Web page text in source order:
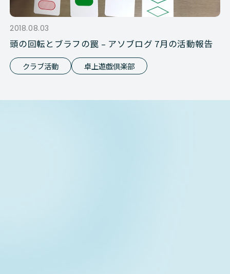
2018.08.03
頭の回転とブラフの罠 – アソブログ 7月の活動報告
クラブ活動 卓上遊戯倶楽部